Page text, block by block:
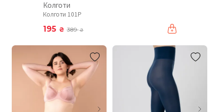
Колготи
Колготи 101P
195 ₴ 389₴